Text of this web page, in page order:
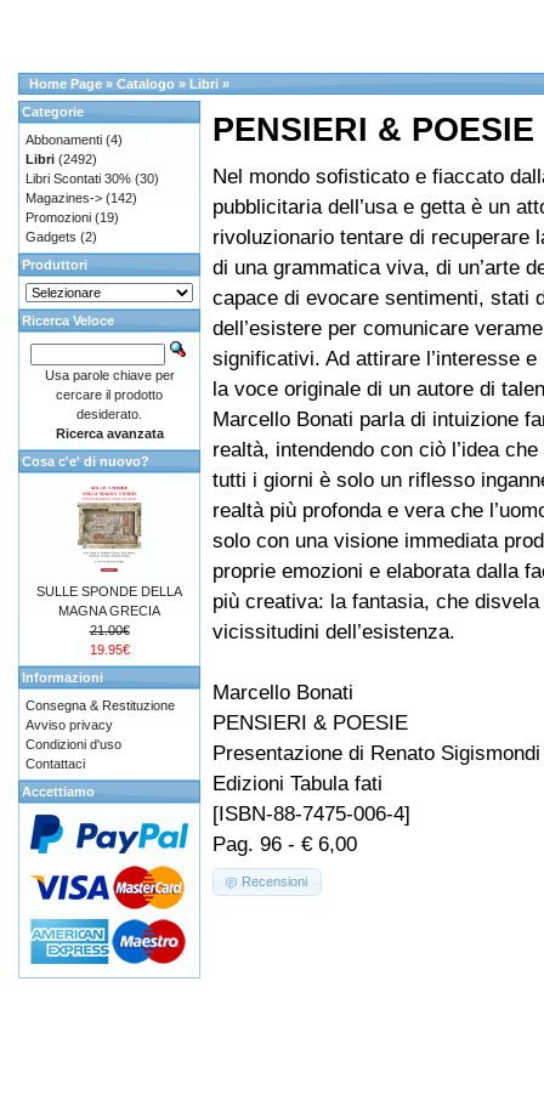
Home Page » Catalogo » Libri »
PENSIERI & POESIE
Nel mondo sofisticato e fiaccato
pubblicitaria dell’usa e getta è un
rivoluzionario tentare di recuperare
di una grammatica viva, di un’arte
capace di evocare sentimenti, stati
dell’esistere per comunicare
significativi. Ad attirare l’interesse e
la voce originale di un autore di
Marcello Bonati parla di intuizione
realtà, intendendo con ciò l’idea
tutti i giorni è solo un riflesso
realtà più profonda e vera che
solo con una visione immediata
proprie emozioni e elaborata dalla
più creativa: la fantasia, che
vicissitudini dell’esistenza.
Marcello Bonati
PENSIERI & POESIE
Presentazione di Renato Sigismondi
Edizioni Tabula fati
[ISBN-88-7475-006-4]
Pag. 96 - € 6,00
Recensioni
Categorie
Abbonamenti (4)
Libri (2492)
Libri Scontati 30% (30)
Magazines-> (142)
Promozioni (19)
Gadgets (2)
Produttori
Ricerca Veloce
Usa parole chiave per
cercare il prodotto
desiderato.
Ricerca avanzata
Cosa c'e' di nuovo?
SULLE SPONDE DELLA
MAGNA GRECIA
21.00€
19.95€
Informazioni
Consegna & Restituzione
Avviso privacy
Condizioni d'uso
Contattaci
Accettiamo